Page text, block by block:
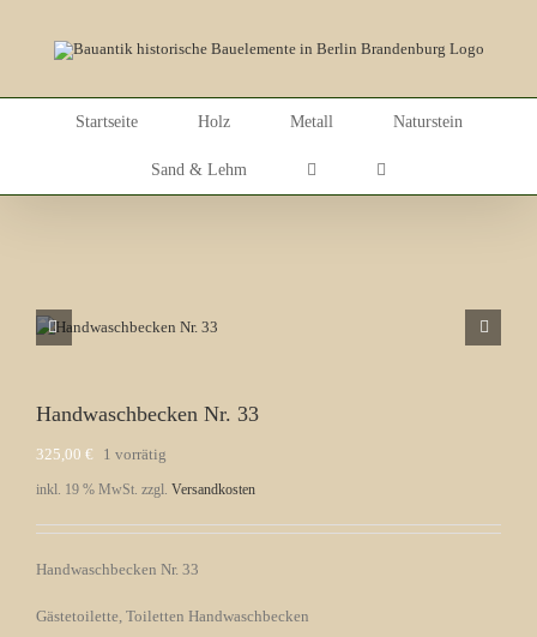
Startseite Holz Metall Naturstein
Sand & Lehm
Handwaschbecken Nr. 33
325,00 € 1 vorrätig
inkl. 19 % MwSt. zzgl. Versandkosten
Handwaschbecken Nr. 33
Gästetoilette, Toiletten Handwaschbecken